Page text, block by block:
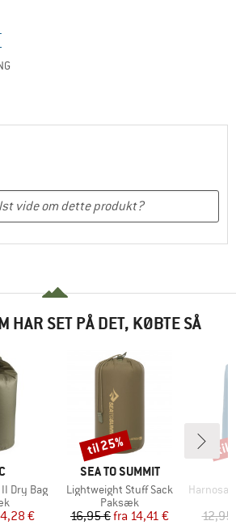
HAR SET PÅ DET, KØBTE SÅ
Dry Bag
pris
4,28 €
MÆRKE
SEA TO SUMMIT
Artikel
Lightweight Stuff Sack
Produktgruppe
Paksæk
Pris
16,95 € Nedsat pris
fra 14,41 €
Rabat
til 25%
Artikel
HarnosandSt.
12,95
til